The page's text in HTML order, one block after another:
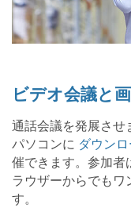
ビデオ会議と
通話会議を発展させ
パソコンに ダウン
催できます。参加者
ラウザーからでもワ
す。